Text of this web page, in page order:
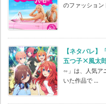
のファッション
【ネタバレ
五つ子×風太
∽」は、人気ア
いた作品で ...